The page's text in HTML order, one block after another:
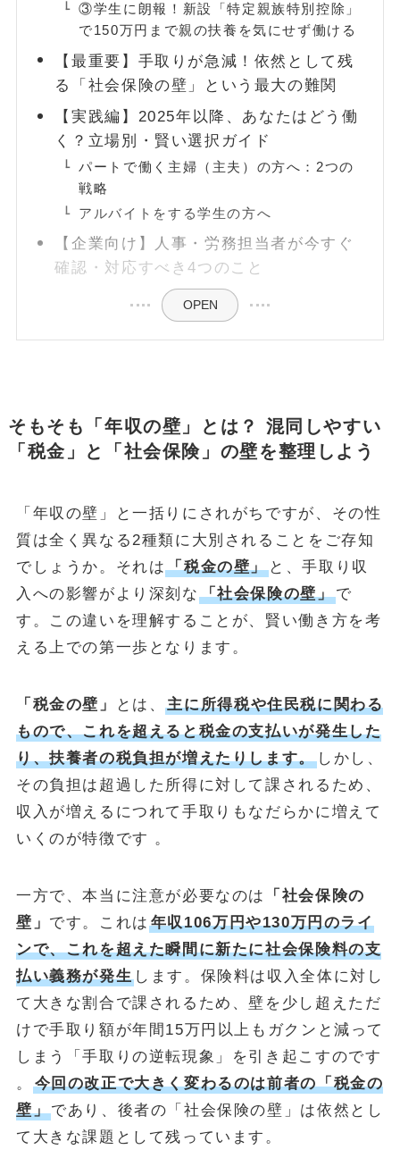
③学生に朗報！新設「特定親族特別控除」
で150万円まで親の扶養を気にせず働ける
【最重要】手取りが急減！依然として残
る「社会保険の壁」という最大の難関
【実践編】2025年以降、あなたはどう働
く？立場別・賢い選択ガイド
パートで働く主婦（主夫）の方へ：2つの
戦略
アルバイトをする学生の方へ
【企業向け】人事・労務担当者が今すぐ
確認・対応すべき4つのこと
OPEN
そもそも「年収の壁」とは？ 混同しやすい
「税金」と「社会保険」の壁を整理しよう
「年収の壁」と一括りにされがちですが、その性
質は全く異なる2種類に大別されることをご存知
でしょうか。それは「税金の壁」 と、手取り収
入への影響がより深刻な 「社会保険の壁」で
す。この違いを理解することが、賢い働き方を考
える上での第一歩となります。
「税金の壁」 とは、主に所得税や住民税に関わる
もので、これを超えると税金の支払いが発生した
り、扶養者の税負担が増えたりします。しかし、
その負担は超過した所得に対して課されるため、
収入が増えるにつれて手取りもなだらかに増えて
いくのが特徴です 。
一方で、本当に注意が必要なのは
「社会保険の
壁」 です。これは 年収106万円や130万円のライ
ンで、これを超えた瞬間に新たに社会保険料の支
払い義務が発生 します。保険料は収入全体に対し
て大きな割合で課されるため、壁を少し超えただ
けで手取り額が年間15万円以上もガクンと減って
しまう「手取りの逆転現象」を引き起こすのです
。
今回の改正で大きく変わるのは前者の「税金の
壁」であり、後者の「社会保険の壁」は依然とし
て大きな課題として残っています。